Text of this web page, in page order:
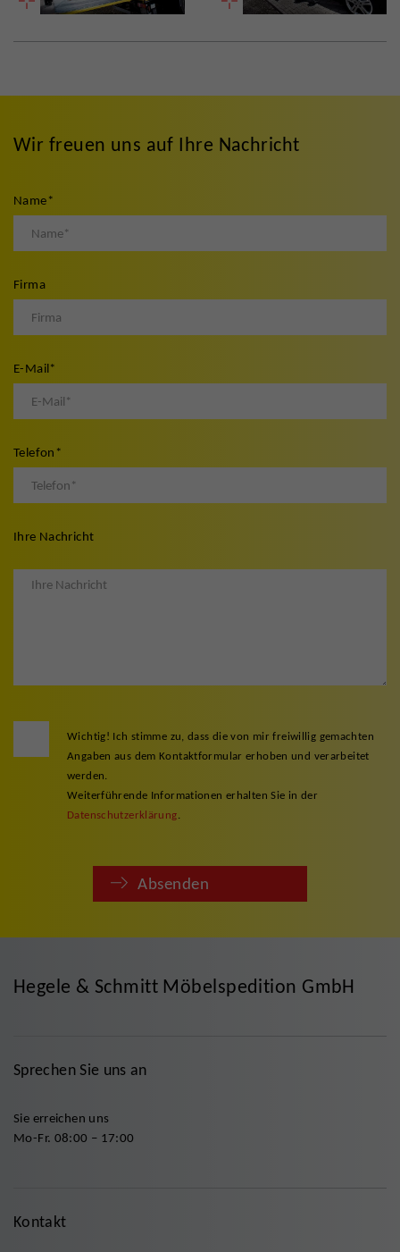
Wir freuen uns auf Ihre Nachricht
Name*
Firma
E-Mail*
Telefon *
Ihre Nachricht
Wichtig! Ich stimme zu, dass die von mir freiwillig gemachten
Angaben aus dem Kontaktformular erhoben und verarbeitet
werden.
Weiterführende Informationen erhalten Sie in der
Datenschutzerklärung.
Absenden
Hegele & Schmitt Möbelspedition GmbH
Sprechen Sie uns an
Sie erreichen uns
Mo-Fr. 08:00 – 17:00
Kontakt